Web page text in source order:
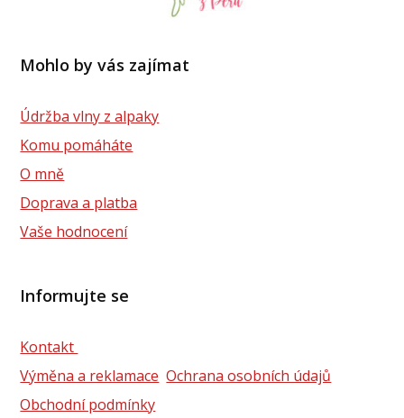
Mohlo by vás zajímat
Údržba vlny z alpaky
Komu pomáháte
O mně
Doprava a platba
Vaše hodnocení
Informujte se
Kontakt
Výměna a reklamace Ochrana osobních údajů
Obchodní podmínky